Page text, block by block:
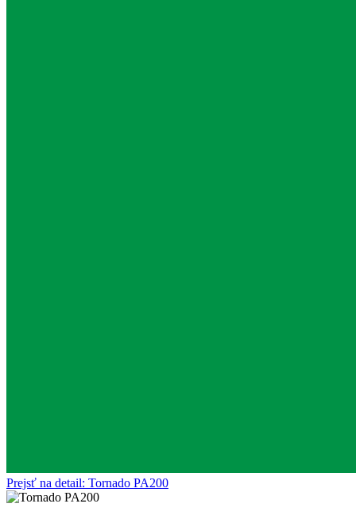
Prejsť na detail: Tornado PA200